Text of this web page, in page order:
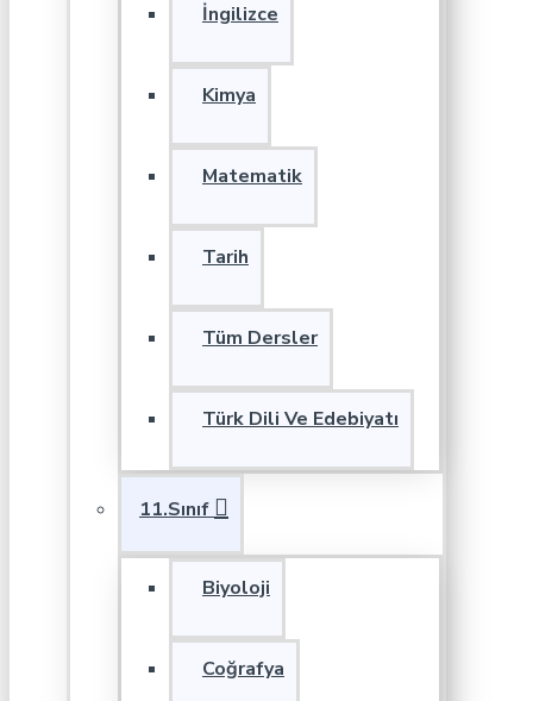
İngilizce
Kimya
Matematik
Tarih
Tüm Dersler
Türk Dili Ve Edebiyatı
11.Sınıf
Biyoloji
Coğrafya